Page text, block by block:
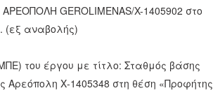
GEROLIMENAS/X-1405902 στο
(εξ αναβολής)
του έργου με τίτλο: Σταθμός βάσης
Αρεόπολη Χ-1405348 στη θέση «Προφήτης